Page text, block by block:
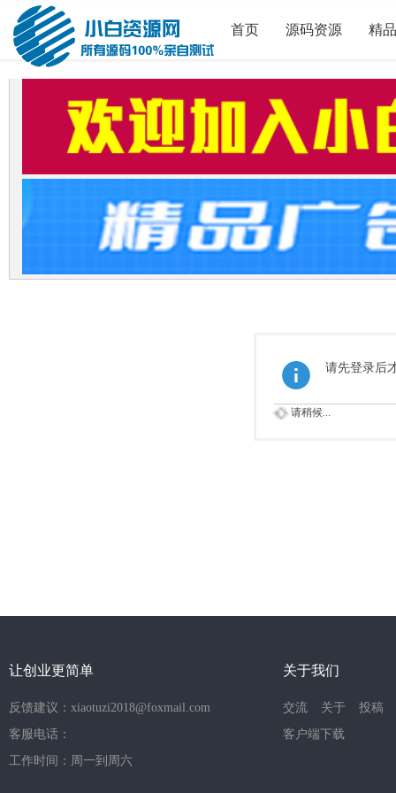
首页 源码资源 精
请先登录后
请稍候...
让创业更简单
反馈建议：xiaotuzi2018@foxmail.com
客服电话：
工作时间：周一到周六
关于我们
交流 关于
投稿
客户端下载